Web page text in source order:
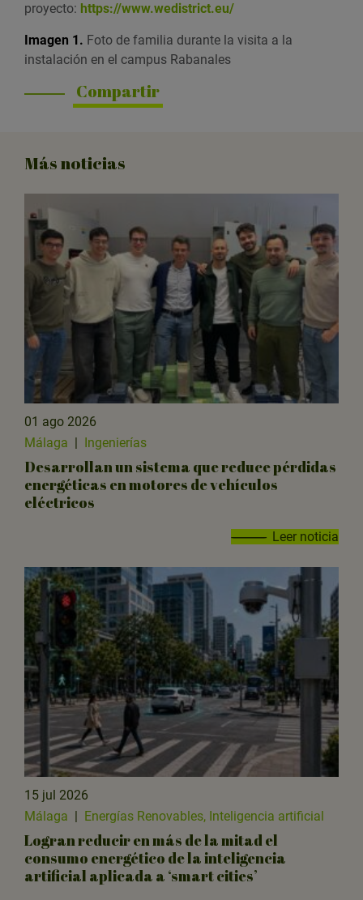
proyecto: https://www.wedistrict.eu/
Imagen 1. Foto de familia durante la visita a la
instalación en el campus Rabanales
Compartir
Más noticias
01 ago 2026
Málaga | Ingenierías
Desarrollan un sistema que reduce pérdidas
energéticas en motores de vehículos
eléctricos
Leer noticia
15 jul 2026
Málaga | Energías Renovables, Inteligencia artificial
Logran reducir en más de la mitad el
consumo energético de la inteligencia
artificial aplicada a ‘smart cities’